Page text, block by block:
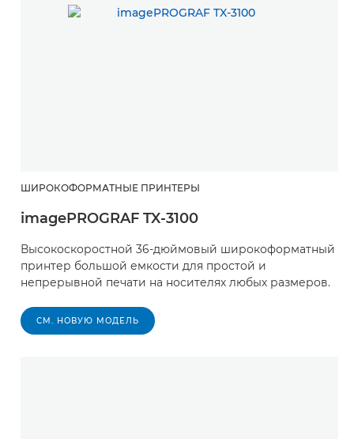
ШИРОКОФОРМАТНЫЕ ПРИНТЕРЫ
imagePROGRAF TX-3100
Высокоскоростной 36-дюймовый широкоформатный
принтер большой емкости для простой и
непрерывной печати на носителях любых размеров.
СМ. НОВУЮ МОДЕЛЬ